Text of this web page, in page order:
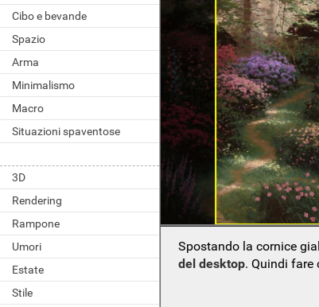
Cibo e bevande
Spazio
Arma
Minimalismo
Macro
Situazioni spaventose
3D
Rendering
Rampone
Umori
Estate
Stile
Spostando la cornice
del desktop. Quindi